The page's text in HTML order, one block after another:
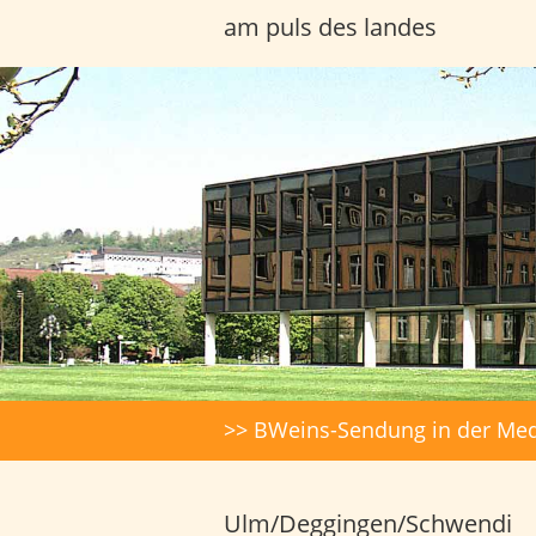
am puls des landes
Headerbilder
>> BWeins-Sendung in der
Ulm/Deggingen/Schwendi